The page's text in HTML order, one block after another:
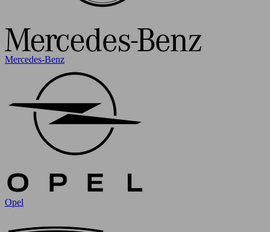
Mercedes-Benz
Opel